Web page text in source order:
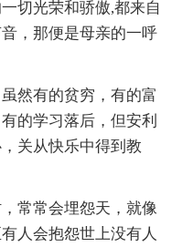
切光荣和骄傲,都来自
，那便是母亲的一呼
然有的贫穷，有的富
的学习落后，但安利
关从快乐中得到教
常常会埋怨天，就像
人会抱怨世上没有人